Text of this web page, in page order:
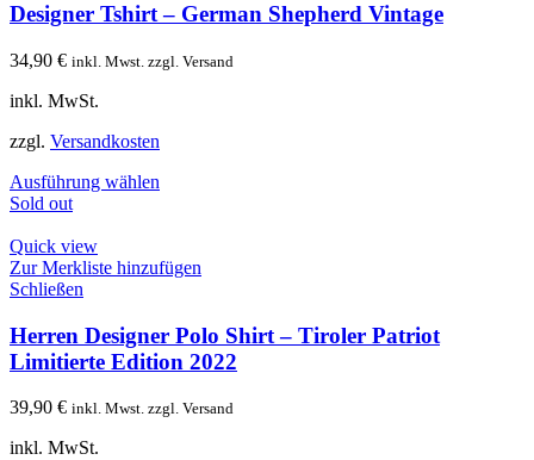
Designer Tshirt – German Shepherd Vintage
34,90 € inkl. Mwst. zzgl. Versand
inkl. MwSt.
zzgl. Versandkosten
Ausführung wählen
Sold out
Quick view
Zur Merkliste hinzufügen
Schließen
Herren Designer Polo Shirt – Tiroler Patriot
Limitierte Edition 2022
39,90 € inkl. Mwst. zzgl. Versand
inkl. MwSt.